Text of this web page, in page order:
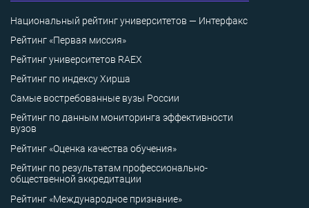
Национальный рейтинг университетов — Интерфакс
Рейтинг «Первая миссия»
Рейтинг университетов RAEX
Рейтинг по индексу Хирша
Самые востребованные вузы России
Рейтинг по данным мониторинга эффективности
вузов
Рейтинг «Оценка качества обучения»
Рейтинг по результатам профессионально-
общественной аккредитации
Рейтинг «Международное признание»